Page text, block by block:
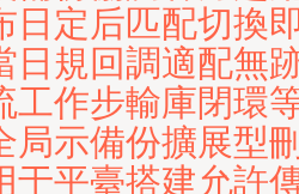
日定后匹配切換
日規回調適配無
工作步輸庫閉環
局示備份擴展型
于平臺搭建允許